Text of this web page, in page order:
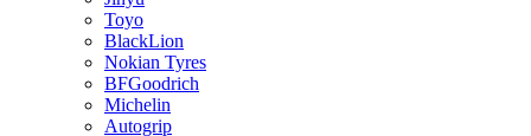
Toyo
BlackLion
Nokian Tyres
BFGoodrich
Michelin
Autogrip